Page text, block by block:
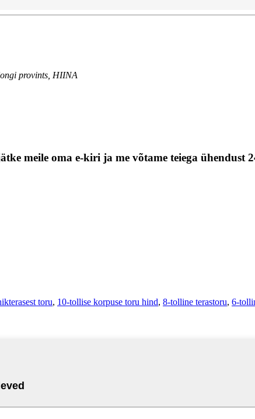
provints, HIINA
meile oma e-kiri ja me võtame teiega ühendust
toru, 10-tollise korpuse toru hind, 8-tolline terastoru, 6-